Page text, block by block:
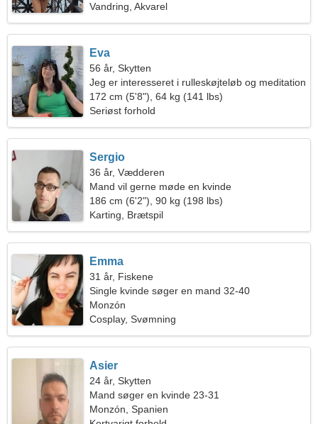
Vandring, Akvarel
Eva
56 år, Skytten
Jeg er interesseret i rulleskøjteløb og meditation
172 cm (5'8"), 64 kg (141 lbs)
Seriøst forhold
Sergio
36 år, Vædderen
Mand vil gerne møde en kvinde
186 cm (6'2"), 90 kg (198 lbs)
Karting, Brætspil
Emma
31 år, Fiskene
Single kvinde søger en mand 32-40
Monzón
Cosplay, Svømning
Asier
24 år, Skytten
Mand søger en kvinde 23-31
Monzón, Spanien